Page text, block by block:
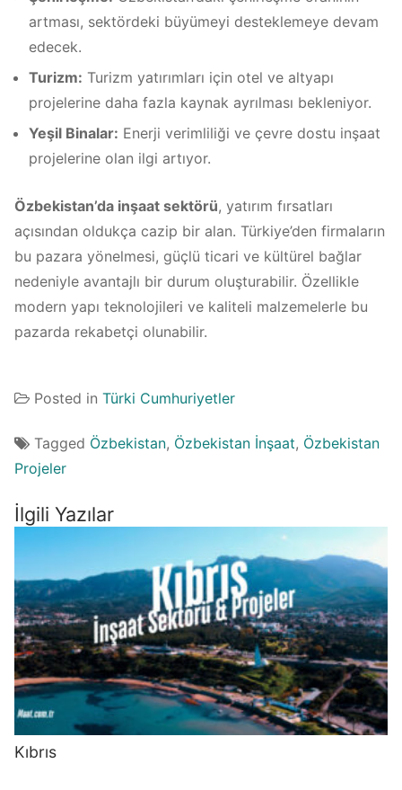
artması, sektördeki büyümeyi desteklemeye devam
edecek.
Turizm: Turizm yatırımları için otel ve altyapı
projelerine daha fazla kaynak ayrılması bekleniyor.
Yeşil Binalar: Enerji verimliliği ve çevre dostu inşaat
projelerine olan ilgi artıyor.
Özbekistan’da inşaat sektörü, yatırım fırsatları
açısından oldukça cazip bir alan. Türkiye’den firmaların
bu pazara yönelmesi, güçlü ticari ve kültürel bağlar
nedeniyle avantajlı bir durum oluşturabilir. Özellikle
modern yapı teknolojileri ve kaliteli malzemelerle bu
pazarda rekabetçi olunabilir.
Posted in Türki Cumhuriyetler
Tagged Özbekistan, Özbekistan İnşaat, Özbekistan
Projeler
İlgili Yazılar
Kıbrıs